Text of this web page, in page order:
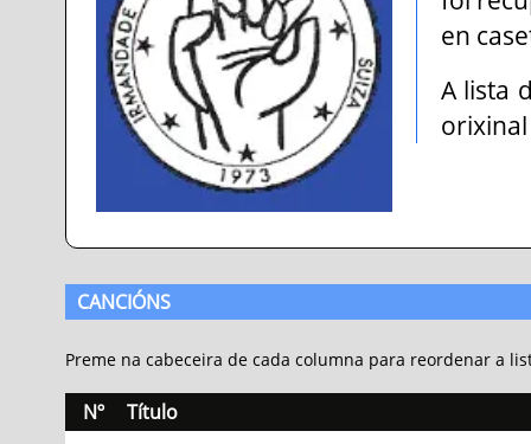
en
A lista
CANCIÓNS
Preme na cabeceira de cada columna para reordenar a
Nº
Título